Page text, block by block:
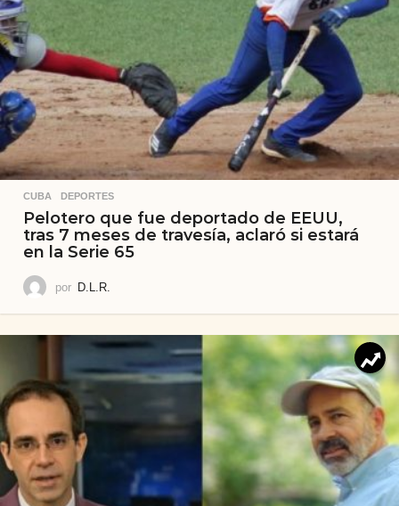
CUBA ,DEPORTES
Pelotero que fue deportado de EEUU,
tras 7 meses de travesía, aclaró si estará
en la Serie 65
por D.L.R.